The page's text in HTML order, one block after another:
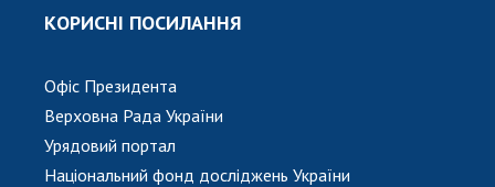
КОРИСНІ ПОСИЛАННЯ
Офіс Президента
Верховна Рада України
Урядовий портал
Національний фонд досліджень України